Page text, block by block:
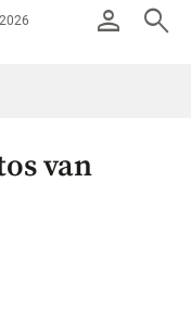
person search
van